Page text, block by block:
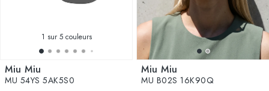
1 sur 5 couleurs
Miu Miu
MU 54YS 5AK5S0
Miu Miu
MU B02S 16K90Q